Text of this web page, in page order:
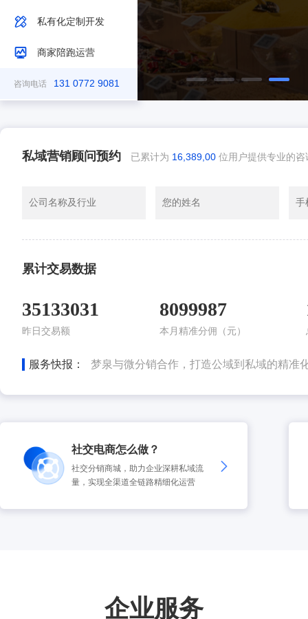
私有化定制开发
商家陪跑运营
咨询电话 131 0772 9081
私域营销顾问预约 已累计为 16,389,00 位用户提供专业的咨
累计交易数据
35133031
昨日交易额
8099987
本月精准分佣（元）
服务快报：
微折购通过微分销打造“自用省钱+分享赚钱”
娃哈哈与微分销签约合作，打造社交分销商
豆寇季，借助微分销搭建微商城，打造校园
嗨团团购与微分销合作，布局社群电商
品
鸿雁电气通过微分销，进军社交电商新零售
浪莎与微分销合作，打造全渠道分销平台
梦泉与微分销合作，打造公域到私域的精准
社交电商怎么做？
社交分销商城，助力企业深耕私域流
量，实现全渠道全链路精细化运营
企业服务